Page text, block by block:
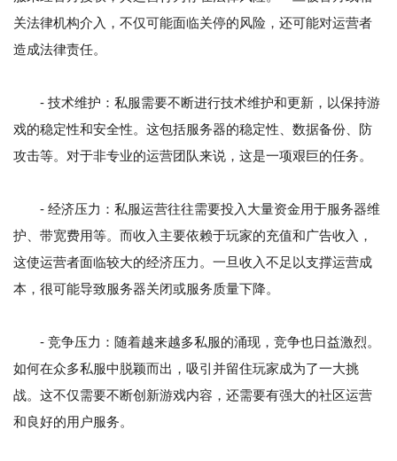
关法律机构介入，不仅可能面临关停的风险，还可能对运营者
造成法律责任。
- 技术维护：私服需要不断进行技术维护和更新，以保持游
戏的稳定性和安全性。这包括服务器的稳定性、数据备份、防
攻击等。对于非专业的运营团队来说，这是一项艰巨的任务。
- 经济压力：私服运营往往需要投入大量资金用于服务器维
护、带宽费用等。而收入主要依赖于玩家的充值和广告收入，
这使运营者面临较大的经济压力。一旦收入不足以支撑运营成
本，很可能导致服务器关闭或服务质量下降。
- 竞争压力：随着越来越多私服的涌现，竞争也日益激烈。
如何在众多私服中脱颖而出，吸引并留住玩家成为了一大挑
战。这不仅需要不断创新游戏内容，还需要有强大的社区运营
和良好的用户服务。